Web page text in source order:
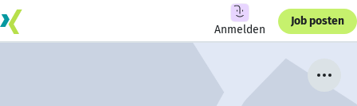
Anmelden
Job posten